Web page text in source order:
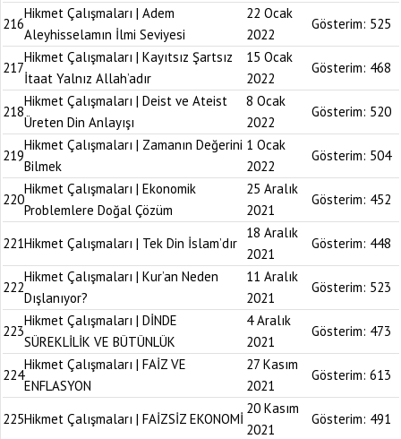
216
Hikmet Çalışmaları | Adem
Aleyhisselamın İlmi Seviyesi
22 Ocak
2022
Gösterim: 525
217
Hikmet Çalışmaları | Kayıtsız Şartsız
İtaat Yalnız Allah’adır
15 Ocak
2022
Gösterim: 468
218
Hikmet Çalışmaları | Deist ve Ateist
Üreten Din Anlayışı
8 Ocak
2022
Gösterim: 520
219
Hikmet Çalışmaları | Zamanın Değerini
Bilmek
1 Ocak
2022
Gösterim: 504
220
Hikmet Çalışmaları | Ekonomik
Problemlere Doğal Çözüm
25 Aralık
2021
Gösterim: 452
221Hikmet Çalışmaları | Tek Din İslam’dır
18 Aralık
2021
Gösterim: 448
222
Hikmet Çalışmaları | Kur’an Neden
Dışlanıyor?
11 Aralık
2021
Gösterim: 523
223
Hikmet Çalışmaları | DİNDE
SÜREKLİLİK VE BÜTÜNLÜK
4 Aralık
2021
Gösterim: 473
224
Hikmet Çalışmaları | FAİZ VE
ENFLASYON
27 Kasım
2021
Gösterim: 613
225Hikmet Çalışmaları | FAİZSİZ EKONOMİ
20 Kasım
2021
Gösterim: 491